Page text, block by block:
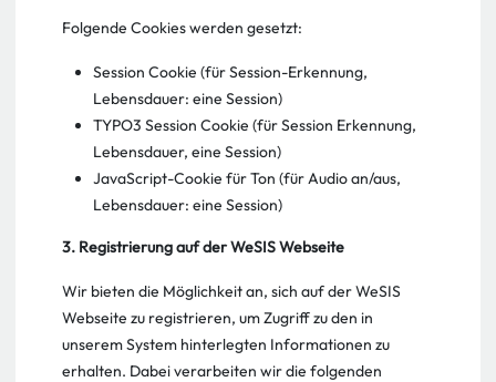
Folgende Cookies werden gesetzt:
Session Cookie (für Session-Erkennung,
Lebensdauer: eine Session)
TYPO3 Session Cookie (für Session Erkennung,
Lebensdauer, eine Session)
JavaScript-Cookie für Ton (für Audio an/aus,
Lebensdauer: eine Session)
3. Registrierung auf der WeSIS Webseite
Wir bieten die Möglichkeit an, sich auf der WeSIS
Webseite zu registrieren, um Zugriff zu den in
unserem System hinterlegten Informationen zu
erhalten. Dabei verarbeiten wir die folgenden